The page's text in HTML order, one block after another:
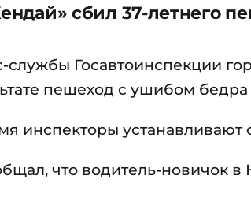
сбил 37-летнего
Госавтоинспекции
пешеход с ушибом
инспекторы устанавливают
что водитель-новичок